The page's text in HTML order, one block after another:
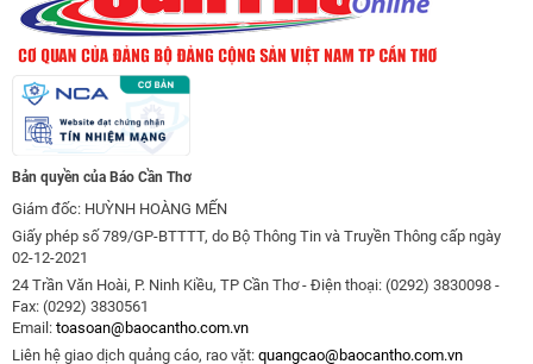
Bản quyền của Báo Cần Thơ
Giám đốc: HUỲNH HOÀNG MẾN
Giấy phép số 789/GP-BTTTT, do Bộ Thông Tin và Truyền Thông cấp ngày
02-12-2021
24 Trần Văn Hoài, P. Ninh Kiều, TP Cần Thơ - Điện thoại: (0292) 3830098 -
Fax: (0292) 3830561
Email: toasoan@baocantho.com.vn
Liên hệ giao dịch quảng cáo, rao vặt: quangcao@baocantho.com.vn